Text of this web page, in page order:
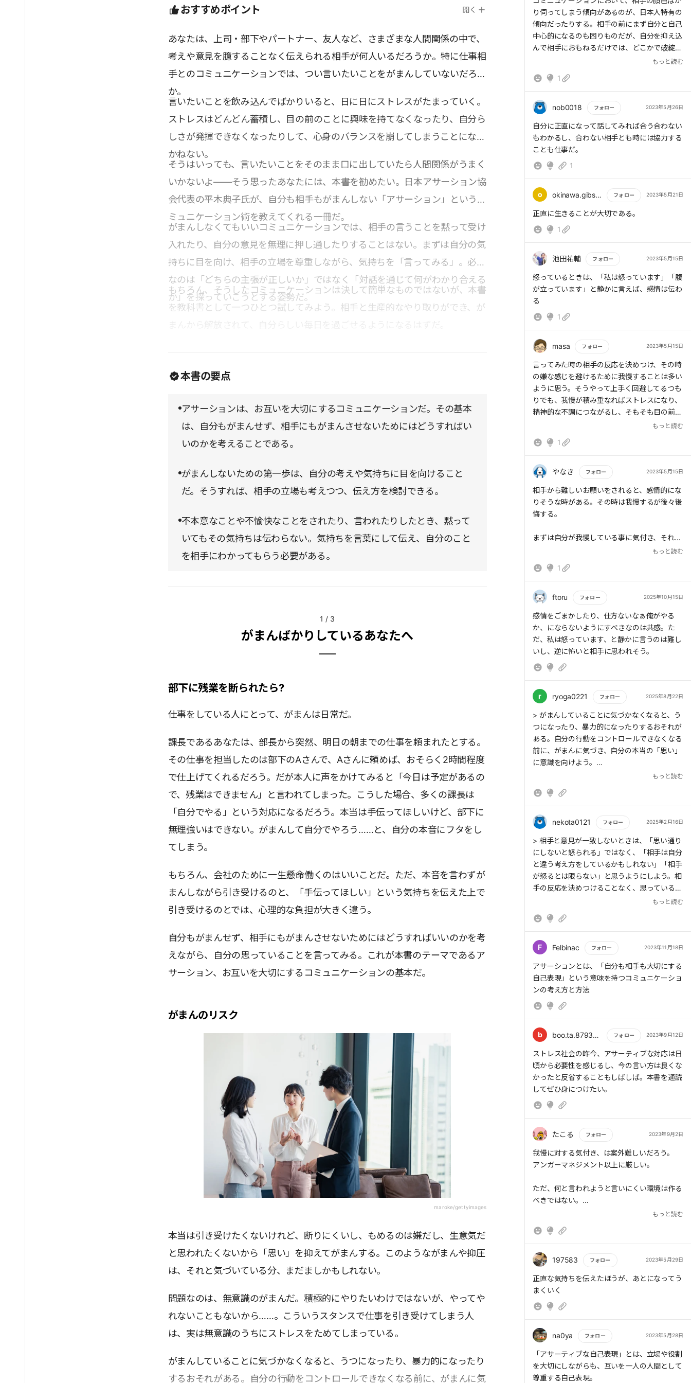
おすすめポイント 開く
あなたは、上司・部下やパートナー、友人など、さまざまな人間関係の中で、
考えや意見を臆することなく伝えられる相手が何人いるだろうか。特に仕事相
手とのコミュニケーションでは、つい言いたいことをがまんしていないだろう
か。
言いたいことを飲み込んでばかりいると、日に日にストレスがたまっていく。
ストレスはどんどん蓄積し、目の前のことに興味を持てなくなったり、自分ら
しさが発揮できなくなったりして、心身のバランスを崩してしまうことになり
かねない。
そうはいっても、言いたいことをそのまま口に出していたら人間関係がうまく
いかないよ――そう思ったあなたには、本書を勧めたい。日本アサーション協
会代表の平木典子氏が、自分も相手もがまんしない「アサーション」というコ
ミュニケーション術を教えてくれる一冊だ。
がまんしなくてもいいコミュニケーションでは、相手の言うことを黙って受け
入れたり、自分の意見を無理に押し通したりすることはない。まずは自分の気
持ちに目を向け、相手の立場を尊重しながら、気持ちを「言ってみる」。必要
なのは「どちらの主張が正しいか」ではなく「対話を通じて何がわかり合える
か」を探っていこうとする姿勢だ。
もちろん、そうしたコミュニケーションは決して簡単なものではないが、本書
を教科書として一つひとつ試してみよう。相手と生産的なやり取りができ、が
本書の要点
アサーションは、お互いを大切にするコミュニケーションだ。その基本
は、自分もがまんせず、相手にもがまんさせないためにはどうすればい
いのかを考えることである。
がまんしないための第一歩は、自分の考えや気持ちに目を向けること
だ。そうすれば、相手の立場も考えつつ、伝え方を検討できる。
不本意なことや不愉快なことをされたり、言われたりしたとき、黙って
いてもその気持ちは伝わらない。気持ちを言葉にして伝え、自分のこと
を相手にわかってもらう必要がある。
1 / 3
がまんばかりしているあなたへ
部下に残業を断られたら?
仕事をしている人にとって、がまんは日常だ。
課長であるあなたは、部長から突然、明日の朝までの仕事を頼まれたとする。
その仕事を担当したのは部下のAさんで、Aさんに頼めば、おそらく2時間程度
で仕上げてくれるだろう。だが本人に声をかけてみると「今日は予定があるの
で、残業はできません」と言われてしまった。こうした場合、多くの課長は
「自分でやる」という対応になるだろう。本当は手伝ってほしいけど、部下に
無理強いはできない。がまんして自分でやろう……と、自分の本音にフタをし
てしまう。
もちろん、会社のために一生懸命働くのはいいことだ。ただ、本音を言わずが
まんしながら引き受けるのと、「手伝ってほしい」という気持ちを伝えた上で
引き受けるのとでは、心理的な負担が大きく違う。
自分もがまんせず、相手にもがまんさせないためにはどうすればいいのかを考
えながら、自分の思っていることを言ってみる。これが本書のテーマであるア
サーション、お互いを大切にするコミュニケーションの基本だ。
がまんのリスク
maroke/gettyimages
本当は引き受けたくないけれど、断りにくいし、もめるのは嫌だし、生意気だ
と思われたくないから「思い」を抑えてがまんする。このようながまんや抑圧
は、それと気づいている分、まだましかもしれない。
問題なのは、無意識のがまんだ。積極的にやりたいわけではないが、やってや
れないこともないから……。こういうスタンスで仕事を引き受けてしまう人
は、実は無意識のうちにストレスをためてしまっている。
がまんしていることに気づかなくなると、うつになったり、暴力的になったり
するおそれがある。自分の行動をコントロールできなくなる前に、がまんに気
ます。
相手に合わせることばかり考えて、自分を大
切にする気持ちが薄れていませんか。自分も相
手も完璧ではありません。アサーティブなコミ
ュニケーションを重ねながら落としどころを見
私たちのコミュニケーションは、お互いの言
さあ、全力で目の前にいる人を応援していき
ましょう。
り伺ってしまう傾向があるのが、日本人特有の
傾向だったりする。相手の前にまず自分と自己
中心的になるのも困りものだが、自分を抑え込
んで相手におもねるだけでは、どこかで破綻し
てしまう。そうならないための手立てとしてア
のことも考えつつも伝えるというのは難しい。
方的なコミニュケーションが減っていくことを
もっと読む
1
nob0018 フォロー 2023年5月26日
もっと読む
自分に正直になって話してみれば合う合わない
もわかるし、合わない相手とも時には協力する
ことも仕事だ。
1
o okinawa.gibson39 フォロー 2023年5月21日
もっと読む
正直に生きることが大切である。
1
池田祐輔 フォロー 2023年5月15日
もっと読む
怒っているときは、「私は怒っています」「腹
が立っています」と静かに言えば、感情は伝わ
る
1
masa フォロー 2023年5月15日
もっと読む
言ってみた時の相手の反応を決めつけ、その時
の嫌な感じを避けるために我慢することは多い
ように思う。そうやって上手く回避してるつも
りでも、我慢が積み重なればストレスになり、
精神的な不調につながるし、そもそも目の前の
問題は解決しない。ひとまず言う、という一歩
とっても、目の前の問題解決にとってもいいこ
もっと読む
1
やなき フォロー 2023年5月15日
もっと読む
相手から難しいお願いをされると、感情的にな
りそうな時がある。その時は我慢するが後々後
悔する。
まずは自分が我慢している事に気付き、それを
選択してることを意識したい。そこから我慢し
たい。
もっと読む
1
ftoru フォロー 2025年10月15日
もっと読む
感情をごまかしたり、仕方ないなぁ俺がやる
か、にならないようにすべきなのは共感。た
だ、私は怒っています、と静かに言うのは難し
いし、逆に怖いと相手に思われそう。
r ryoga0221 フォロー 2025年8月22日
もっと読む
> がまんしていることに気づかなくなると、う
つになったり、暴力的になったりするおそれが
ある。自分の行動をコントロールできなくなる
前に、がまんに気づき、自分の本当の「思い」
に意識を向けよう。
割を大切にしながらも、互いを一人の人間とし
し、気持ちや考えを相手に伝えた方が自分を大
かりやすく、相手を大切にする気持ちを込めて
表現する。
> 置かれた状況や相手のことを考えるのと同様
に、自分の状況や気持ちに目を向けてみよう。
すると、相手の立場も考えつつ、適切な伝え方
を検討できる。
> 失敗すると、現状を把握でき、「次はこうし
よう」「話し合ってみよう」「助けてもらお
う」などと、別の解決策が浮かぶかもしれな
い。
ってみる」、つまり「言って、互いにその経過
ではなく、「自分を相手にわかってもらう」た
めのものでもあるということだ。自分をわかっ
てもらうためには、オープンな態度でいること
が不可欠である。
もっと読む
nekota0121 フォロー 2025年2月16日
もっと読む
> 相手と意見が一致しないときは、「思い通り
にしないと怒られる」ではなく、「相手は自分
と違う考え方をしているかもしれない」「相手
が怒るとは限らない」と思うようにしよう。相
手の反応を決めつけることなく、思っているこ
とを素直に伝えてみたら、コミュニケーション
ニケーションは、互いに「言ってみる」、つま
始まるのだ。
もっと読む
F Felbinac フォロー 2023年11月18日
もっと読む
アサーションとは、「自分も相手も大切にする
自己表現」という意味を持つコミュニケーショ
ンの考え方と方法
b boo.ta.8793danbo フォロー 2023年9月12日
もっと読む
ストレス社会の昨今、アサーティブな対応は日
頃から必要性を感じるし、今の言い方は良くな
かったと反省することもしばしば。本書を通読
してぜひ身につけたい。
たこる フォロー 2023年9月2日
もっと読む
我慢に対する気付き、は案外難しいだろう。
アンガーマネジメント以上に厳しい。
ただ、何と言われようと言いにくい環境は作る
べきではない。
ストレスのたまり方がいびつになる。もっと読む
197583 フォロー 2023年5月29日
もっと読む
正直な気持ちを伝えたほうが、あとになってう
まくいく
na0ya フォロー 2023年5月28日
もっと読む
「アサーティブな自己表現」とは、立場や役割
を大切にしながらも、互いを一人の人間として
尊重する自己表現。